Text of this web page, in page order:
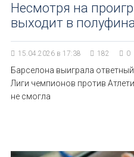
Несмотря на
выходит в
15.04.2026 в 17:38 182 0
Барселона выиграла
Лиги чемпионов против
не смогла